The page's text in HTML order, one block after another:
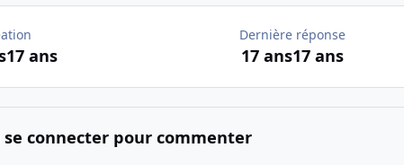
17 ans
Dernière réponse
17 ans17 ans
connecter pour commenter